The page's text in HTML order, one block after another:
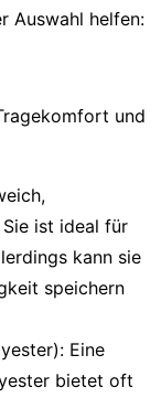
Auswahl helfen:
und
ist ideal für
kann sie
speichern
Eine
bietet oft